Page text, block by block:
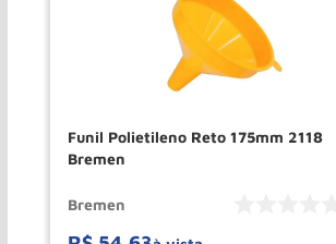
Funil Polietileno Reto 175mm 2118
Bremen
Bremen